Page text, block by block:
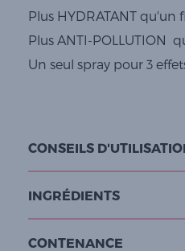
Plus HYDRATANT qu'un
Plus ANTI-POLLUTION
Un seul spray pour 3
CONSEILS
INGRÉDIENTS
CONTENANCE